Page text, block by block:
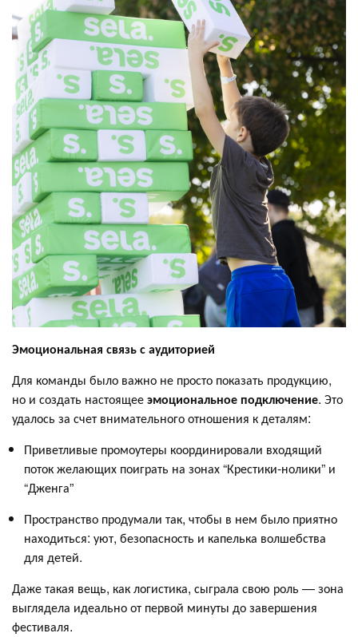
Эмоциональная связь с аудиторией
Для команды было важно не просто показать продукцию,
но и создать настоящееэмоциональное подключение. Это
удалось за счет внимательного отношения к деталям:
Приветливые промоутеры координировали входящий
поток желающих поиграть на зонах “Крестики-нолики” и
“Дженга”
Пространство продумали так, чтобы в нем было приятно
находиться: уют, безопасность и капелька волшебства
для детей.
Даже такая вещь, как логистика, сыграла свою роль — зона
выглядела идеально от первой минуты до завершения
фестиваля.